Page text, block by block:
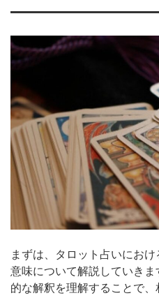
まずは、タロット占いにお
意味について解説していき
的な解釈を理解することで